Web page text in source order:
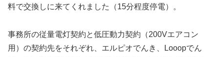
料で交換しに来てくれました（15分程度停電）。
事務所の従量電灯契約と低圧動力契約（200Vエアコン
用）の契約先をそれぞれ、エルピオでんき、Looopでん